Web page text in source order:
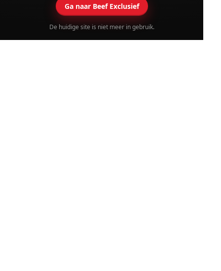
Ga naar Beef Exclusief
De huidige site is niet meer in gebruik.